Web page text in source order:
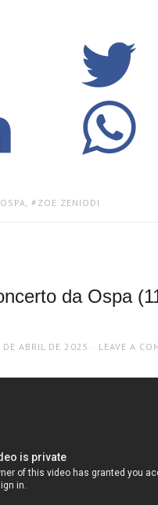
OSPA , ZOE ZENIODI
da Ospa
ABRIL DE 2025 LEAVE A